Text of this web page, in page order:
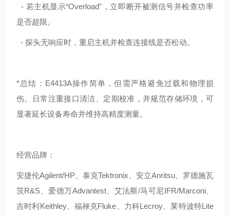
- 若主机显示“Overload"，立即断开被测信号并检查功率
是否超限。
- 探头无响应时，重启主机并检查连接线是否松动。
*总结：E4413A操作简单，但需严格避免过载和物理损
伤。日常注重接口清洁、定期校准，并规范存储环境，可
显著延长设备寿命并维持高精度测量。
经营品牌：
安捷伦Agilent/HP、泰克Tektronix、安立Anritsu、罗德施瓦
茨R&S、爱德万Advantest、艾法斯/马可尼IFR/Marconi、
吉时利Keithley、福禄克Fluke、力科Lecroy、莱特波特Lite